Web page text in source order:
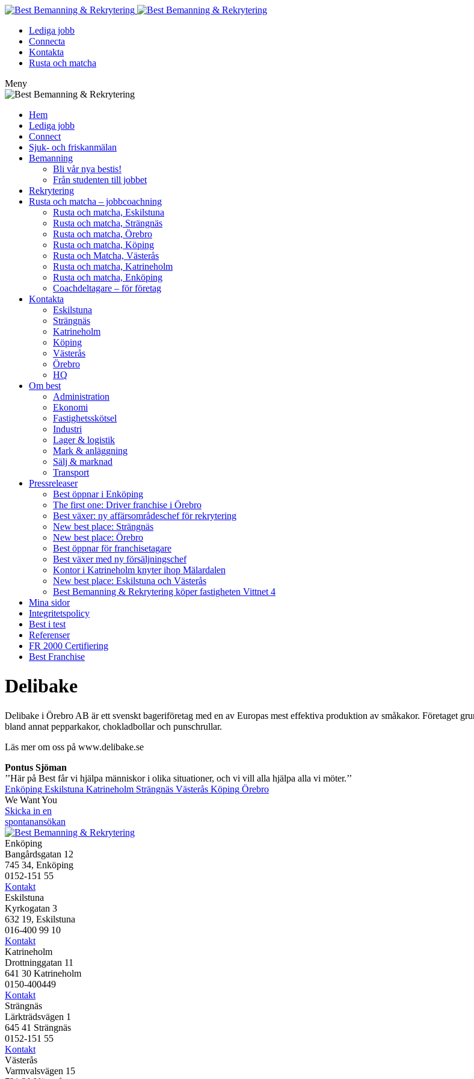
Lediga jobb
Connecta
Kontakta
Rusta och matcha
Meny
Hem
Lediga jobb
Connect
Sjuk- och friskanmälan
Bemanning
Bli vår nya bestis!
Från studenten till jobbet
Rekrytering
Rusta och matcha – jobbcoachning
Rusta och matcha, Eskilstuna
Rusta och matcha, Strängnäs
Rusta och matcha, Örebro
Rusta och matcha, Köping
Rusta och Matcha, Västerås
Rusta och matcha, Katrineholm
Rusta och matcha, Enköping
Coachdeltagare – för företag
Kontakta
Eskilstuna
Strängnäs
Katrineholm
Köping
Västerås
Örebro
HQ
Om best
Administration
Ekonomi
Fastighetsskötsel
Industri
Lager & logistik
Mark & anläggning
Sälj & marknad
Transport
Pressreleaser
Best öppnar i Enköping
The first one: Driver franchise i Örebro
Best växer: ny affärsområdeschef för rekrytering
New best place: Strängnäs
New best place: Örebro
Best öppnar för franchisetagare
Best växer med ny försäljningschef
Kontor i Katrineholm knyter ihop Mälardalen
New best place: Eskilstuna och Västerås
Best Bemanning & Rekrytering köper fastigheten Vittnet 4
Mina sidor
Integritetspolicy
Best i test
Referenser
FR 2000 Certifiering
Best Franchise
Delibake
Delibake i Örebro AB är ett svenskt bageriföretag med en av Europas mest effektiva produktion av småkakor. Företaget
bland annat pepparkakor, chokladbollar och punschrullar.
Läs mer om oss på www.delibake.se
Pontus Sjöman
’’Här på Best får vi hjälpa människor i olika situationer, och vi vill alla hjälpa alla vi möter.’’
Enköping Eskilstuna Katrineholm Strängnäs Västerås Köping Örebro
We Want You
Skicka in en
spontanansökan
Enköping
Bangårdsgatan 12
745 34, Enköping
0152-151 55
Kontakt
Eskilstuna
Kyrkogatan 3
632 19, Eskilstuna
016-400 99 10
Kontakt
Katrineholm
Drottninggatan 11
641 30 Katrineholm
0150-400449
Kontakt
Strängnäs
Lärkträdsvägen 1
645 41 Strängnäs
0152-151 55
Kontakt
Västerås
Varmvalsvägen 15